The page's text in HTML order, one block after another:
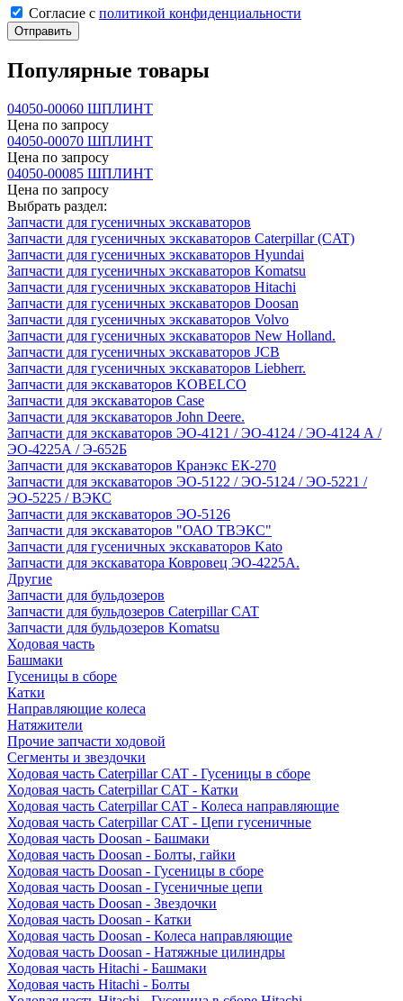
Cогласие с политикой конфиденциальности
Отправить
Популярные товары
04050-00060 ШПЛИНТ
Цена по запросу
04050-00070 ШПЛИНТ
Цена по запросу
04050-00085 ШПЛИНТ
Цена по запросу
Выбрать раздел:
Запчасти для гусеничных экскаваторов
Запчасти для гусеничных экскаваторов Caterpillar (CAT)
Запчасти для гусеничных экскаваторов Hyundai
Запчасти для гусеничных экскаваторов Komatsu
Запчасти для гусеничных экскаваторов Hitachi
Запчасти для гусеничных экскаваторов Doosan
Запчасти для гусеничных экскаваторов Volvo
Запчасти для гусеничных экскаваторов New Holland.
Запчасти для гусеничных экскаваторов JCB
Запчасти для гусеничных экскаваторов Liebherr.
Запчасти для экскаваторов KOBELCO
Запчасти для экскаваторов Case
Запчасти для экскаваторов John Deere.
Запчасти для экскаваторов ЭО-4121 / ЭО-4124 / ЭО-4124 А /
ЭО-4225А / Э-652Б
Запчасти для экскаваторов Кранэкс ЕК-270
Запчасти для экскаваторов ЭО-5122 / ЭО-5124 / ЭО-5221 /
ЭО-5225 / ВЭКС
Запчасти для экскаваторов ЭО-5126
Запчасти для экскаваторов "ОАО ТВЭКС"
Запчасти для гусеничных экскаваторов Kato
Запчасти для экскаватора Ковровец ЭО-4225А.
Другие
Запчасти для бульдозеров
Запчасти для бульдозеров Caterpillar CAT
Запчасти для бульдозеров Komatsu
Ходовая часть
Башмаки
Гусеницы в сборе
Катки
Направляющие колеса
Натяжители
Прочие запчасти ходовой
Сегменты и звездочки
Ходовая часть Caterpillar CAT - Гусеницы в сборе
Ходовая часть Caterpillar CAT - Катки
Ходовая часть Caterpillar CAT - Колеса направляющие
Ходовая часть Caterpillar CAT - Цепи гусеничные
Ходовая часть Doosan - Башмаки
Ходовая часть Doosan - Болты, гайки
Ходовая часть Doosan - Гусеницы в сборе
Ходовая часть Doosan - Гусеничные цепи
Ходовая часть Doosan - Звездочки
Ходовая часть Doosan - Катки
Ходовая часть Doosan - Колеса направляющие
Ходовая часть Doosan - Натяжные цилиндры
Ходовая часть Hitachi - Башмаки
Ходовая часть Hitachi - Болты